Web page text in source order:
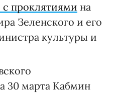
с проклятиями на
Зеленского и его
культуры и
30 марта Кабмин